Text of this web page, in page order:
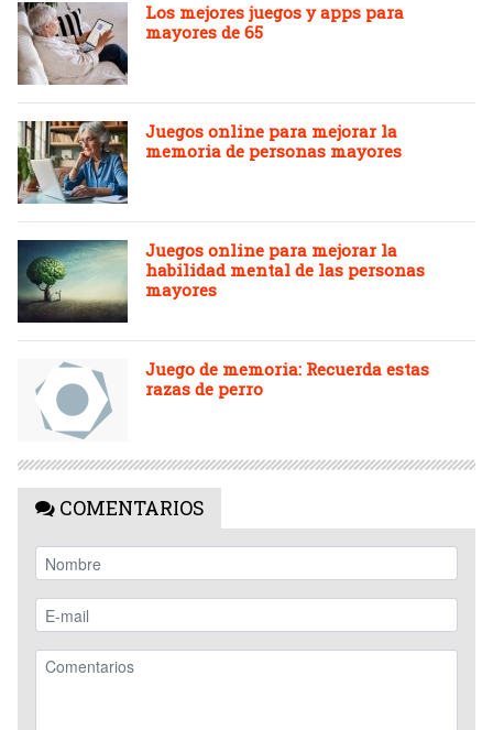
Los mejores juegos y apps para
mayores de 65
Juegos online para mejorar la
memoria de personas mayores
Juegos online para mejorar la
habilidad mental de las personas
mayores
Juego de memoria: Recuerda estas
razas de perro
COMENTARIOS